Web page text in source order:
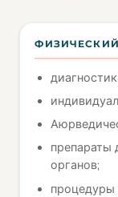
препараты
органов;
процедуры